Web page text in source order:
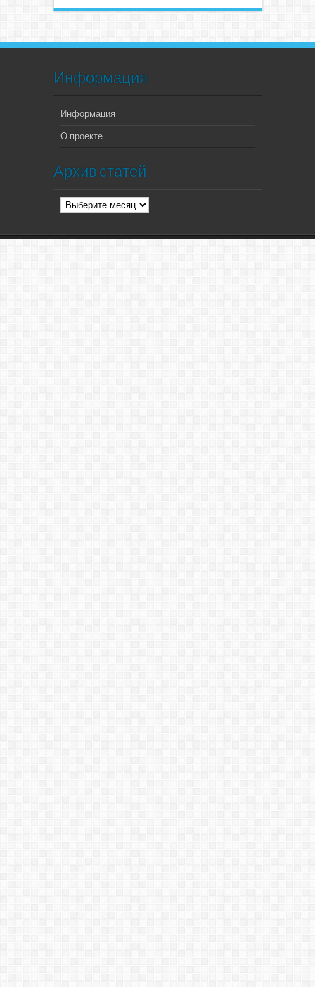
Информация
Информация
О проекте
Архив статей
Архив
статей